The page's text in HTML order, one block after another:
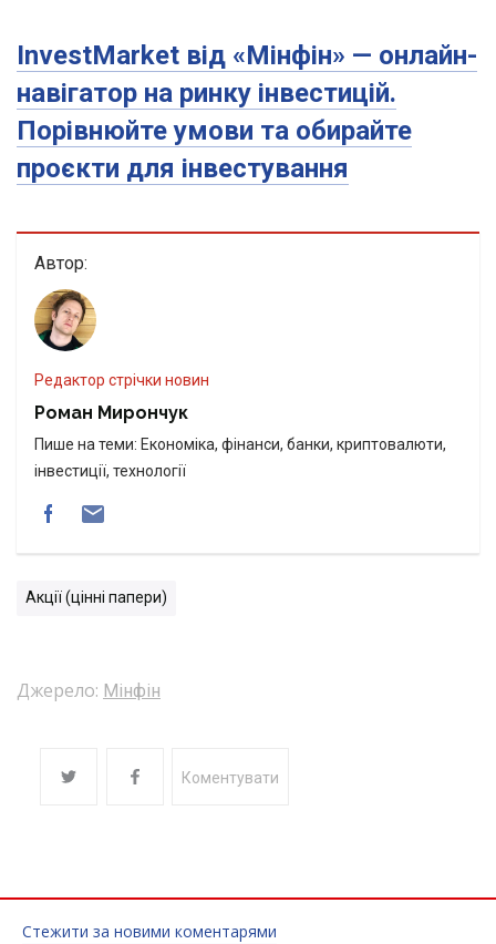
InvestMarket від «Мінфін» — онлайн-
навігатор на ринку інвестицій.
Порівнюйте умови та обирайте
проєкти для інвестування
Автор:
Редактор стрічки новин
Роман Мирончук
Пише на теми: Економіка, фінанси, банки, криптовалюти,
інвестиції, технології
Акції (цінні папери)
Джерело: Мінфін
Коментувати
Стежити за новими коментарями